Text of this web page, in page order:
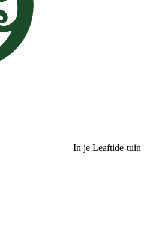
In je Leaftide-tuin